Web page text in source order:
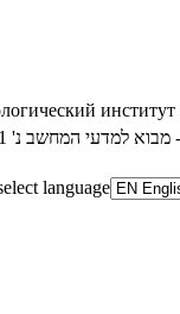
институт
language